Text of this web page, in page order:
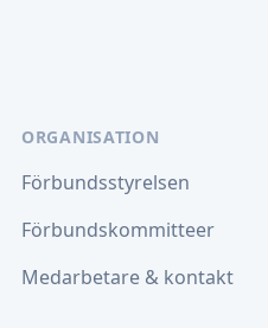
ORGANISATION
Förbundsstyrelsen
Förbundskommitteer
Medarbetare & kontakt